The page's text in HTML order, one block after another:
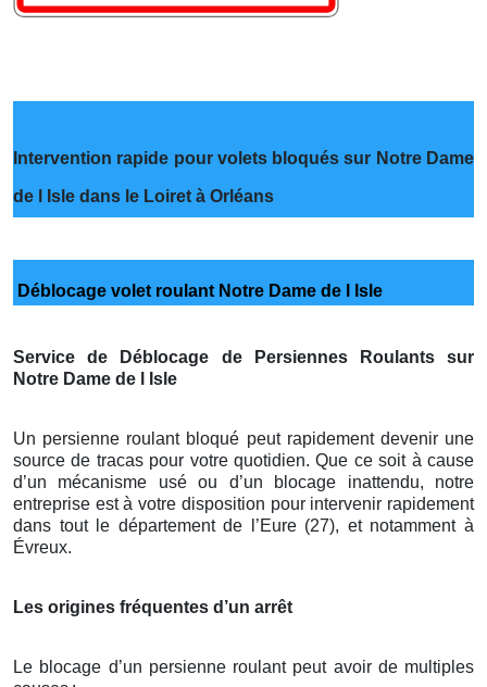
Intervention rapide pour volets bloqués sur Notre Dame
de l Isle dans le Loiret à Orléans
Déblocage volet roulant Notre Dame de l Isle
Service de Déblocage de Persiennes Roulants sur
Notre Dame de l Isle
Un persienne roulant bloqué peut rapidement devenir une
source de tracas pour votre quotidien. Que ce soit à cause
d’un mécanisme usé ou d’un blocage inattendu, notre
entreprise est à votre disposition pour intervenir rapidement
dans tout le département de l’Eure (27), et notamment à
Évreux.
Les origines fréquentes d’un arrêt
Le blocage d’un persienne roulant peut avoir de multiples